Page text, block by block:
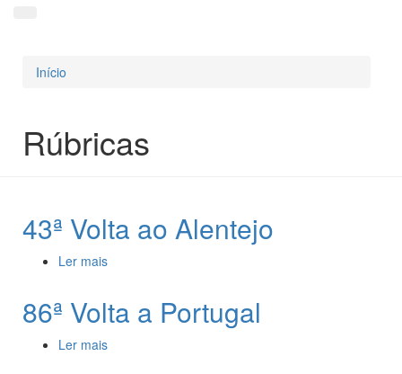
Está aqui
Início
Rúbricas
43ª Volta ao Alentejo
Ler mais
86ª Volta a Portugal
Ler mais